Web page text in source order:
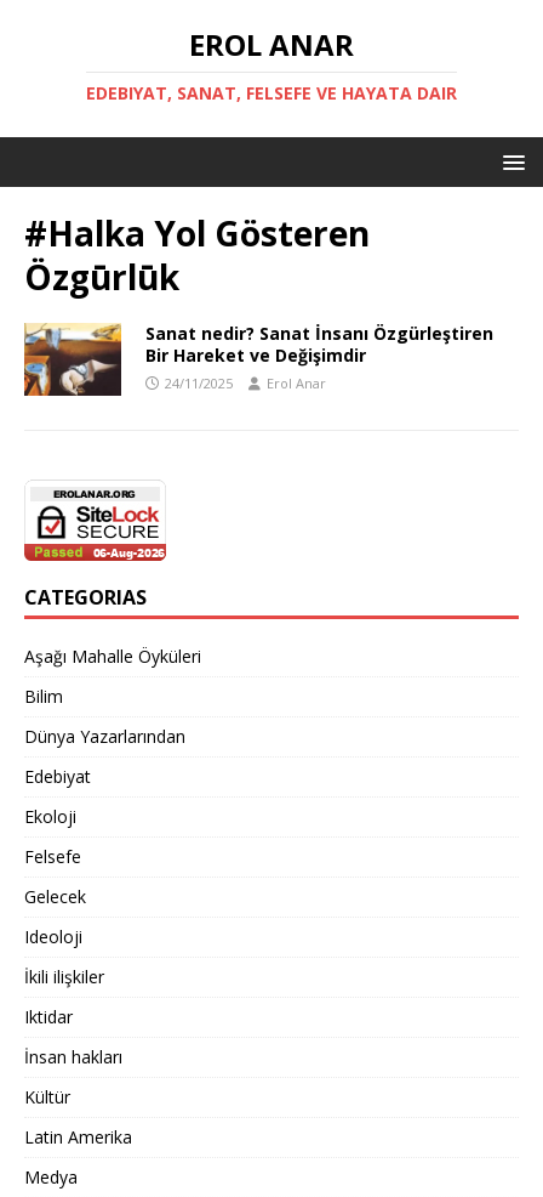
EROL ANAR
EDEBIYAT, SANAT, FELSEFE VE HAYATA DAIR
#Halka Yol Gösteren
Özgūrlūk
Sanat nedir? Sanat İnsanı Özgürleştiren
Bir Hareket ve Değişimdir
24/11/2025 Erol Anar
CATEGORIAS
Aşağı Mahalle Öyküleri
Bilim
Dünya Yazarlarından
Edebiyat
Ekoloji
Felsefe
Gelecek
Ideoloji
İkili ilişkiler
Iktidar
İnsan hakları
Kültür
Latin Amerika
Medya